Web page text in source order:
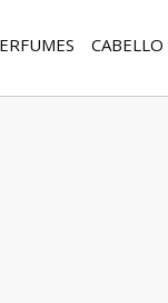
CABELLO